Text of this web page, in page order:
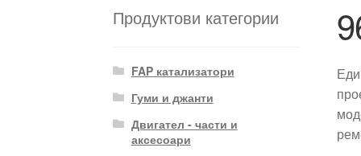
Продуктови категории
FAP катализатори
Гуми и джанти
Двигател - части и
аксесоари